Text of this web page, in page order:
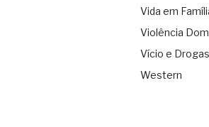
Vida em
Violência
Vício e Drogas
Western